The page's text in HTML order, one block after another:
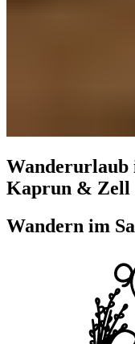
Wanderurlaub
Kaprun & Zell
Wandern im